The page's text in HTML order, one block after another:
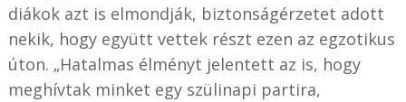
diákok azt is elmondják, biztonságérzetet adott
nekik, hogy együtt vettek részt ezen az egzotikus
úton. „Hatalmas élményt jelentett az is, hogy
meghívtak minket egy szülinapi partira,